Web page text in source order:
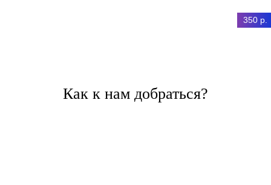
350 р.
Как к нам добраться?